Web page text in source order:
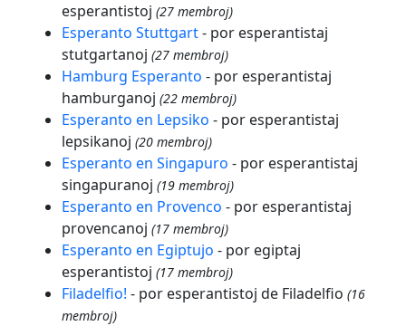
esperantistoj (27 membroj)
Esperanto Stuttgart- por esperantistaj
stutgartanoj (27 membroj)
Hamburg Esperanto - por esperantistaj
hamburganoj (22 membroj)
Esperanto en Lepsiko - por esperantistaj
lepsikanoj (20 membroj)
Esperanto en Singapuro - por esperantistaj
singapuranoj (19 membroj)
Esperanto en Provenco - por esperantistaj
provencanoj (17 membroj)
Esperanto en Egiptujo - por egiptaj
esperantistoj (17 membroj)
Filadelfio! - por esperantistoj de Filadelfio (16
membroj)